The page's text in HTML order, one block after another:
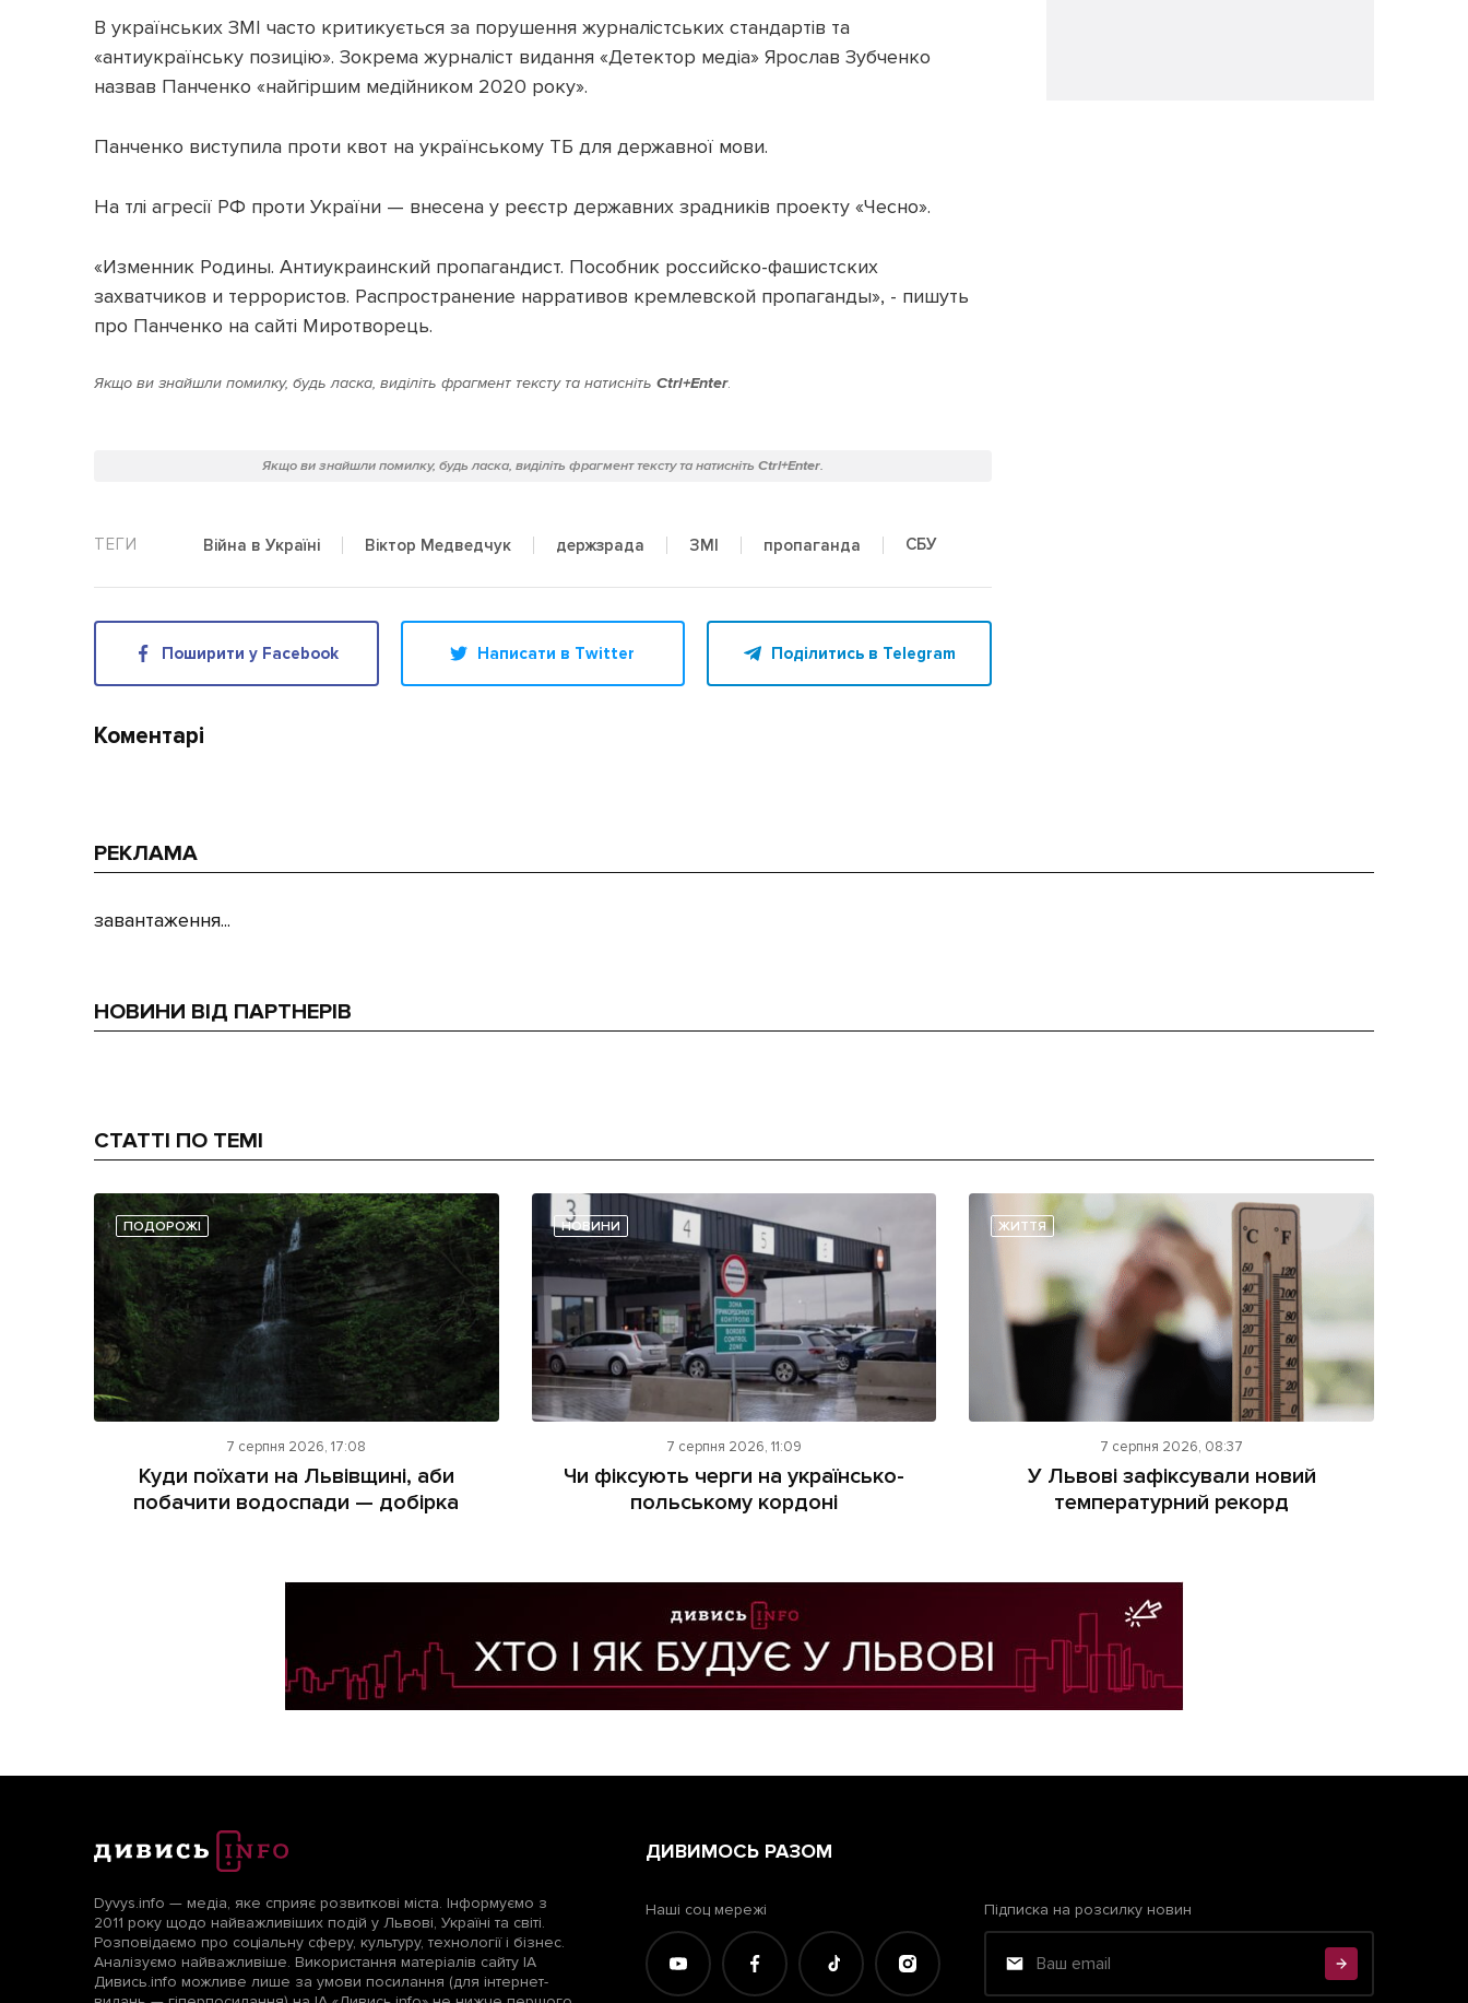
В українських ЗМІ часто критикується за порушення журналістських стандартів та
«антиукраїнську позицію». Зокрема журналіст видання «Детектор медіа» Ярослав Зубченко
назвав Панченко «найгіршим медійником 2020 року».
Панченко виступила проти квот на українському ТБ для державної мови.
На тлі агресії РФ проти України — внесена у реєстр державних зрадників проекту «Чесно».
«Изменник Родины. Антиукраинский пропагандист. Пособник российско-фашистских
захватчиков и террористов. Распространение нарративов кремлевской пропаганды», - пишуть
про Панченко на сайті Миротворець.
Якщо ви знайшли помилку, будь ласка, виділіть фрагмент тексту та натисніть Ctrl+Enter.
Якщо ви знайшли помилку, будь ласка, виділіть фрагмент тексту та натисніть Ctrl+Enter.
Війна в Україні Віктор Медведчук держзрада ЗМІ пропаганда СБУ
Поширити у Facebook Написати в Twitter Поділитись в Telegram
Коментарі
РЕКЛАМА
завантаження...
НОВИНИ ВІД ПАРТНЕРІВ
СТАТТІ ПО ТЕМІ
ПОДОРОЖІ
7 серпня 2026, 17:08
Куди поїхати на Львівщині, аби
побачити водоспади — добірка
НОВИНИ
7 серпня 2026, 11:09
Чи фіксують черги на українсько-
польському кордоні
ЖИТТЯ
7 серпня 2026, 08:37
У Львові зафіксували новий
температурний рекорд
Dyvys.info — медіа, яке сприяє розвиткові міста. Інформуємо з
2011 року щодо найважливіших подій у Львові, Україні та світі.
Розповідаємо про соціальну сферу, культуру, технології і бізнес.
Аналізуємо найважливіше. Використання матеріалів сайту ІА
Дивись.info можливе лише за умови посилання (для інтернет-
ДИВИМОСЬ РАЗОМ
Наші соц мережі Підписка на розсилку новин